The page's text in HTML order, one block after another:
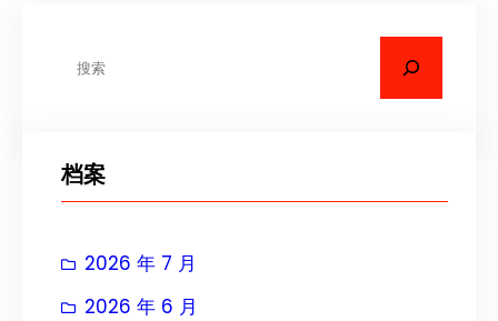
档案
2026 年 7 月
2026 年 6 月